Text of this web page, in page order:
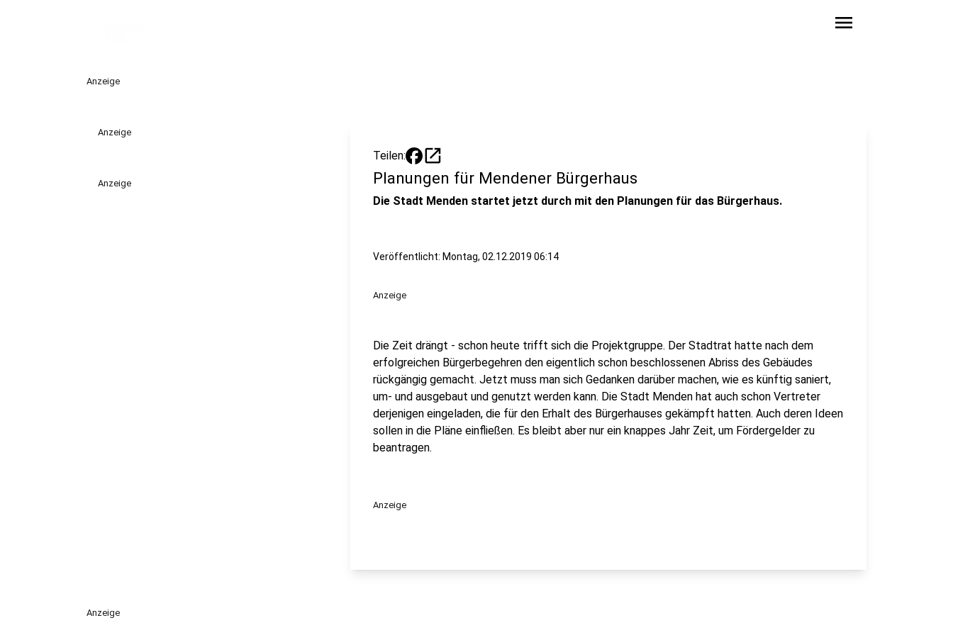
menu
Anzeige
Anzeige
Anzeige
Teilen: open_in_new
Planungen für Mendener Bürgerhaus
Die Stadt Menden startet jetzt durch mit den Planungen für das Bürgerhaus.
Veröffentlicht: Montag, 02.12.2019 06:14
Anzeige
Die Zeit drängt - schon heute trifft sich die Projektgruppe. Der Stadtrat hatte nach dem
erfolgreichen Bürgerbegehren den eigentlich schon beschlossenen Abriss des Gebäudes
rückgängig gemacht. Jetzt muss man sich Gedanken darüber machen, wie es künftig saniert,
um- und ausgebaut und genutzt werden kann. Die Stadt Menden hat auch schon Vertreter
derjenigen eingeladen, die für den Erhalt des Bürgerhauses gekämpft hatten. Auch deren Ideen
sollen in die Pläne einfließen. Es bleibt aber nur ein knappes Jahr Zeit, um Fördergelder zu
beantragen.
Anzeige
Anzeige